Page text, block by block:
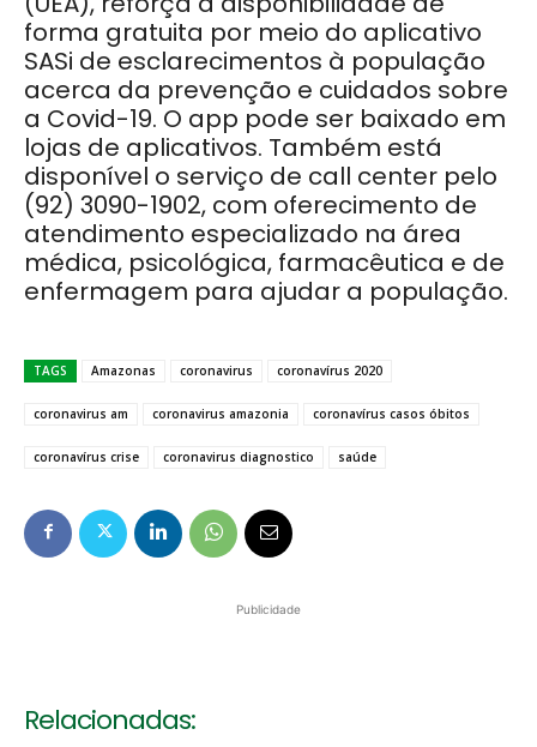
forma gratuita por meio do aplicativo
SASi de esclarecimentos à população
acerca da prevenção e cuidados sobre
a Covid-19. O app pode ser baixado em
lojas de aplicativos. Também está
disponível o serviço de call center pelo
(92) 3090-1902, com oferecimento de
atendimento especializado na área
médica, psicológica, farmacêutica e de
enfermagem para ajudar a população.
TAGS Amazonas coronavirus coronavírus 2020
coronavirus am coronavirus amazonia coronavírus casos óbitos
coronavírus crise coronavirus diagnostico saúde
Publicidade
Relacionadas: